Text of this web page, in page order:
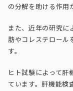
の分解を助ける作用
また、近年の研究に
肪やコレステロール
す。
ヒト試験によって肝
ています。肝機能検